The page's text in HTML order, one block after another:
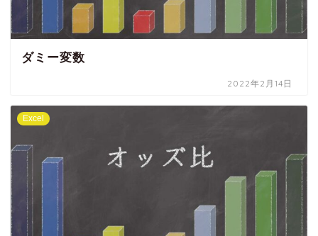
ダミー変数
2022年2月14日
Excel